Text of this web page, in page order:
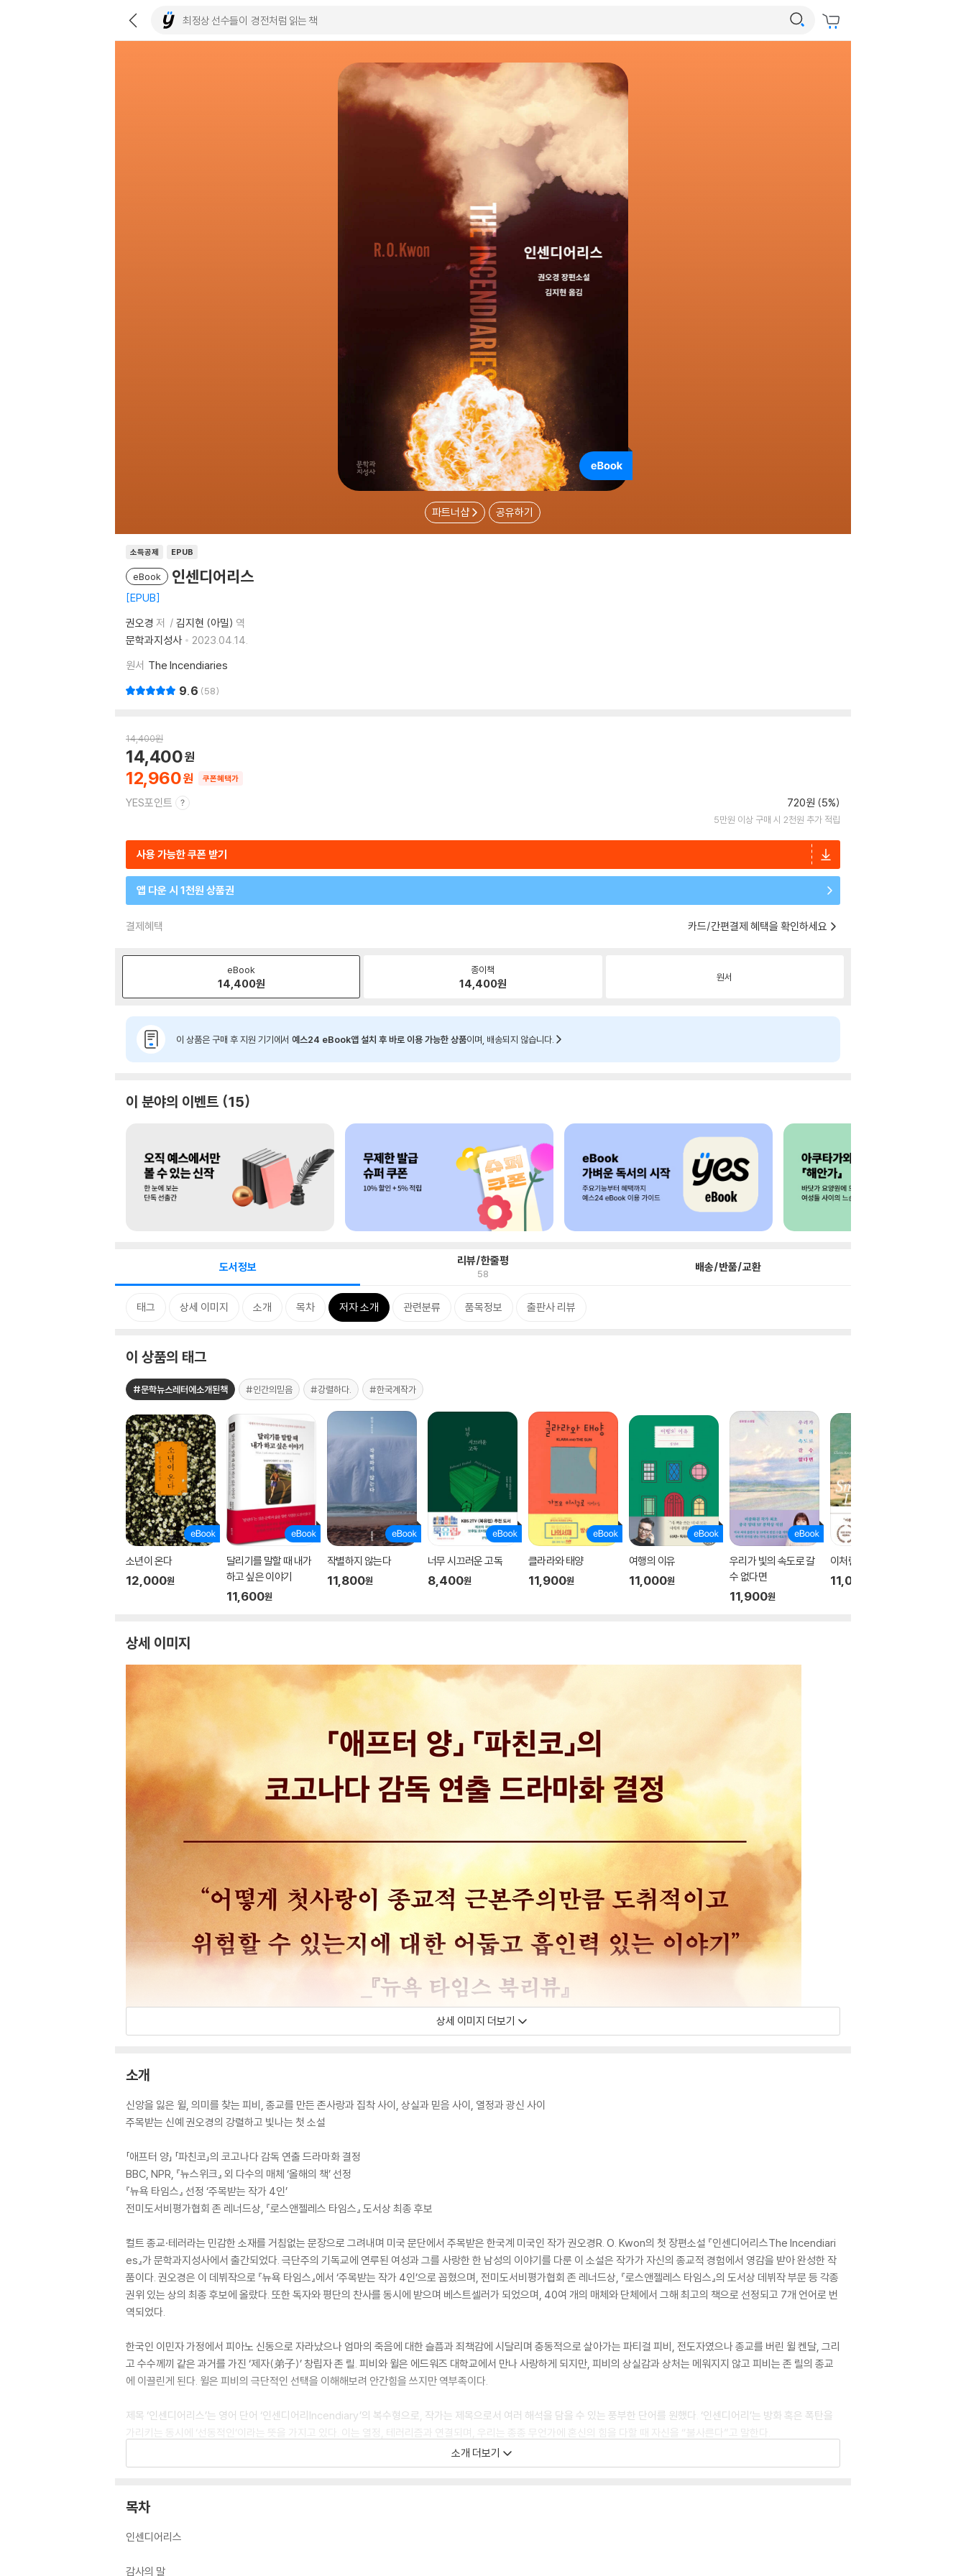
파트너샵 공유하기
소득공제 EPUB
eBook 인센디어리스
EPUB
권오경 저 김지현 (아밀) 역
문학과지성사
2023.04.14.
원서 The Incendiaries
9.6 58
14,400원
12,960
14,400
쿠폰혜택가
YES포인트 720원 (5%)
5만원 이상 구매 시 2천원 추가 적립
사용 가능한 쿠폰 받기
앱 다운 시 1천원 상품권
결제혜택 카드/간편결제 혜택을 확인하세요
eBook
14,400원
종이책
14,400원 원서
이 상품은 구매 후 지원 기기에서 예스24 eBook앱 설치 후 바로 이용 가능한 상품이며, 배송되지 않습니다.
이 분야의 이벤트 15
도서정보 리뷰/한줄평
58 배송/반품/교환
태그 상세 이미지 소개 목차 저자 소개 관련분류 품목정보 출판사 리뷰
이 상품의 태그
#문학뉴스레터에소개된책 #인간의믿음 #강렬하다. #한국계작가
소년이 온다
12,000원
달리기를 말할 때 내가
하고 싶은 이야기
11,600원
작별하지 않는다
11,800원
너무 시끄러운 고독
8,400원
클라라와 태양
11,900원
여행의 이유
11,000원
우리가 빛의 속도로 갈
수 없다면
11,900원
이처럼 사소한 것들
11,000
상세 이미지
상세 이미지 더보기
소개
신앙을 잃은 윌, 의미를 찾는 피비, 종교를 만든 존사랑과 집착 사이, 상실과 믿음 사이, 열정과 광신 사이
주목받는 신예 권오경의 강렬하고 빛나는 첫 소설
「애프터 양」 「파친코」의 코고나다 감독 연출 드라마화 결정
BBC, NPR, 『뉴스위크』 외 다수의 매체 ‘올해의 책’ 선정
『뉴욕 타임스』 선정 ‘주목받는 작가 4인’
전미도서비평가협회 존 레너드상, 『로스앤젤레스 타임스』 도서상 최종 후보
컬트 종교·테러라는 민감한 소재를 거침없는 문장으로 그려내며 미국 문단에서 주목받은 한국계 미국인 작가 권오경R. O. Kwon의 첫 장편소설 『인센디어리스The Incendiari
es』가 문학과지성사에서 출간되었다. 극단주의 기독교에 연루된 여성과 그를 사랑한 한 남성의 이야기를 다룬 이 소설은 작가가 자신의 종교적 경험에서 영감을 받아 완성한 작
품이다. 권오경은 이 데뷔작으로 『뉴욕 타임스』에서 ‘주목받는 작가 4인’으로 꼽혔으며, 전미도서비평가협회 존 레너드상, 『로스앤젤레스 타임스』의 도서상 데뷔작 부문 등 각종
권위 있는 상의 최종 후보에 올랐다. 또한 독자와 평단의 찬사를 동시에 받으며 베스트셀러가 되었으며, 40여 개의 매체와 단체에서 그해 최고의 책으로 선정되고 7개 언어로 번
역되었다.
한국인 이민자 가정에서 피아노 신동으로 자라났으나 엄마의 죽음에 대한 슬픔과 죄책감에 시달리며 충동적으로 살아가는 파티걸 피비, 전도자였으나 종교를 버린 윌 켄달, 그리
고 수수께끼 같은 과거를 가진 ‘제자(弟子)’ 창립자 존 릴. 피비와 윌은 에드워즈 대학교에서 만나 사랑하게 되지만, 피비의 상실감과 상처는 메워지지 않고 피비는 존 릴의 종교
에 이끌린게 된다. 윌은 피비의 극단적인 선택을 이해해보려 안간힘을 쓰지만 역부족이다.
제목 ‘인센디어리스’는 영어 단어 ‘인센디어리Incendiary’의 복수형으로, 작가는 제목으로서 여러 해석을 담을 수 있는 풍부한 단어를 원했다. ‘인센디어리’는 방화 혹은 폭탄을
가리키는 동시에 ‘선동적인’이라는 뜻을 가지고 있다. 이는 열정, 테러리즘과 연결되며, 우리는 종종 무언가에 혼신의 힘을 다할 때 자신을 “불사른다”고 말한다.
제목이 함의하듯, 이 소설은 열정적인 사랑의 균열과 극단주의자들의 심리에 대한 섬세한 시선이 돋보인다. 작품의 큰 축은 컬트 종교이나, 작가는 컬트 종교에 대한 묘사에 많은
낙태 등의 정치적 이슈를 오가는 흡입력 있는 서사를 갖춘 작품으로 다양한 독자들에게 다채로운 지점으로 파고들 것이다.
소개 더보기
목차
인센디어리스
감사의 말